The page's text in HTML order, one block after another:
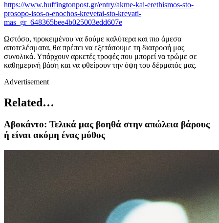
https://www.huffingtonpost.gr/entry/akme-kai-erethismos-sto-
prosopo-isos-o-enochos-krevetai-sto-krevati-
mas_gr_648365bee4b025003edd607e
Ωστόσο, προκειμένου να δούμε καλύτερα και πιο άμεσα
αποτελέσματα, θα πρέπει να εξετάσουμε τη διατροφή μας
συνολικά. Υπάρχουν αρκετές τροφές που μπορεί να τρώμε σε
καθημερινή βάση και να φθείρουν την όψη του δέρματός μας.
Advertisement
Related…
Αβοκάντο: Τελικά μας βοηθά στην απώλεια βάρους
ή είναι ακόμη ένας μύθος